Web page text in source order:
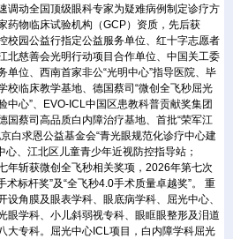
调动全国顶级眼科专家为疑难病例制定诊疗方
药物临床试验机构（GCP）资质，先后获
校园公益行指定公益服务单位、红十字志愿者
北慈善会光明行动项目合作单位、中国关工委
单位、西南首家非公“光明中心”指导医院、毕
校临床教学基地、德国蔡司“微创全飞秒屈光
中心”、EVO-ICL中国区患教科普贡献奖集团
国蔡司高品质白内障治疗基地、首批“荣军江
白求恩公益基金会“青光眼规范化诊疗中心建
心、江北区儿童青少年近视防控指导站；
年斩获微创全飞秒相关奖项，2026年第七次
术标杆奖”及“全飞秒4.0手术质量卓越奖”。 重
设角膜及眼表学科、眼底病学科、屈光中心、
眼学科、小儿斜弱视专科、眼眶眼整形及泪道
大专科。屈光中心ICL项目，白内障学科屈光